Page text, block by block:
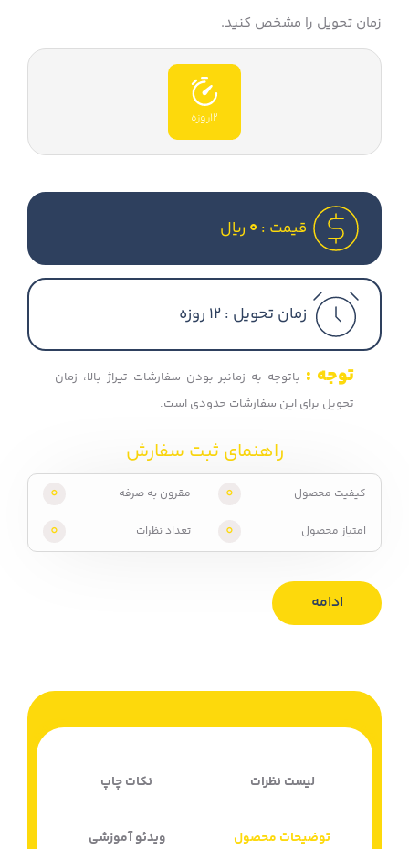
زمان تحویل را مشخص کنید.
12روزه
قیمت : 0 ریال
زمان تحویل :12 روزه
توجه : باتوجه به زمانبر بودن سفارشات تیراژ بالا، زمان
تحویل برای این سفارشات حدودی است.
راهنمای ثبت سفارش
کیفیت محصول 0 مقرون به صرفه 0
امتیاز محصول 0 تعداد نظرات 0
ادامه
لیست نظرات نکات چاپ
توضیحات محصول ویدئو آموزشی